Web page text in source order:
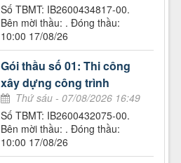
Số TBMT: IB2600434817-00.
Bên mời thầu: . Đóng thầu:
10:00 17/08/26
Gói thầu số 01: Thi công
xây dựng công trình
Thứ sáu - 07/08/2026 16:49
Số TBMT: IB2600432075-00.
Bên mời thầu: . Đóng thầu:
10:00 17/08/26